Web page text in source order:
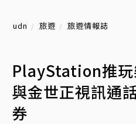
udn 旅遊 旅遊情報誌
PlayStation推玩
與金世正視訊通
券